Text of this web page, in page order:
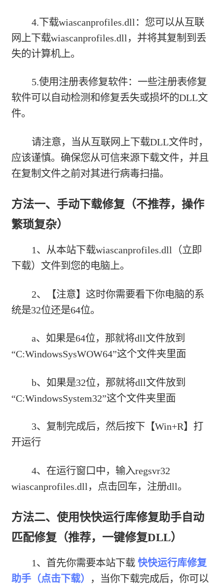
4.下载wiascanprofiles.dll：您可以从互联
网上下载wiascanprofiles.dll，并将其复制到丢
失的计算机上。
5.使用注册表修复软件：一些注册表修复
软件可以自动检测和修复丢失或损坏的DLL文
件。
请注意，当从互联网上下载DLL文件时，
应该谨慎。确保您从可信来源下载文件，并且
在复制文件之前对其进行病毒扫描。
方法一、手动下载修复（不推荐，操作
繁琐复杂）
1、从本站下载wiascanprofiles.dll（立即
下载） 文件到您的电脑上。
2、【注意】这时你需要看下你电脑的系
统是32位还是64位。
a、如果是64位，那就将dll文件放到
“C:WindowsSysWOW64”这个文件夹里面
b、如果是32位，那就将dll文件放到
“C:WindowsSystem32”这个文件夹里面
3、复制完成后，然后按下【Win+R】打
开运行
4、在运行窗口中，输入regsvr32
wiascanprofiles.dll，点击回车，注册dll。
方法二、使用快快运行库修复助手自动
匹配修复（推荐，一键修复DLL）
1、首先你需要本站下载 快快运行库修复
助手（点击下载）
，当你下载完成后，你可以